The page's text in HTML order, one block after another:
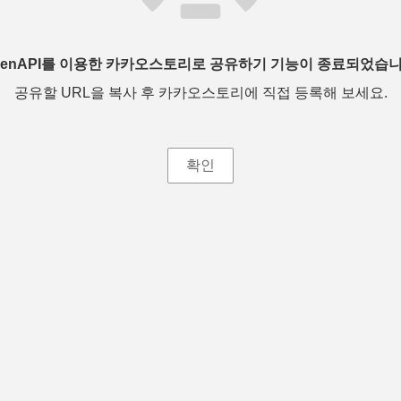
를 이용한 카카오스토리로 공유하기 기능이 종료되었습
공유할 URL을 복사 후 카카오스토리에 직접 등록해 보세요.
확인